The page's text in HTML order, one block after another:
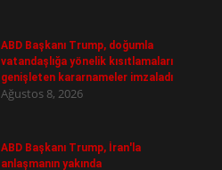
ABD Başkanı Trump, doğumla
vatandaşlığa yönelik kısıtlamaları
genişleten kararnameler imzaladı
Ağustos 8, 2026
ABD Başkanı Trump, İran'la
anlaşmanın yakında